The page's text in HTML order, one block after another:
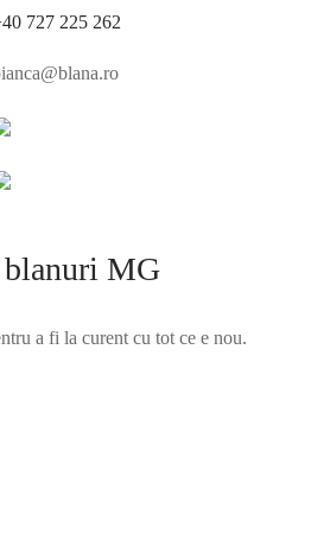
727 225 262
blanuri MG
a fi la curent cu tot ce e nou.